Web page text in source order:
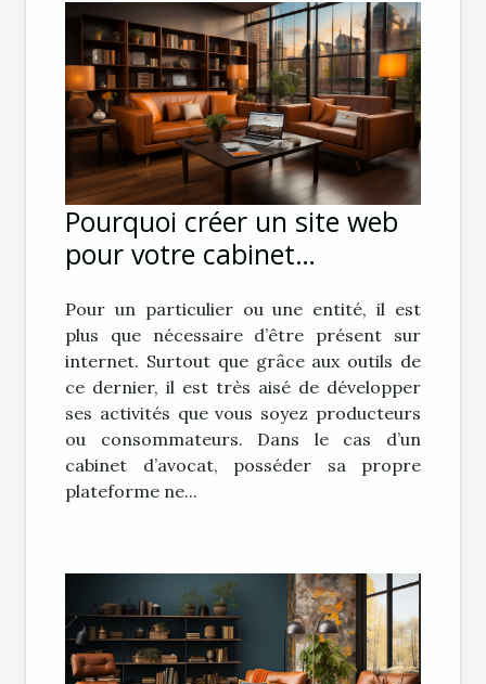
Pourquoi créer un site web
pour votre cabinet
Pour un particulier ou une entité, il est
plus que nécessaire d’être présent sur
internet. Surtout que grâce aux outils de
ce dernier, il est très aisé de développer
ses activités que vous soyez producteurs
ou consommateurs. Dans le cas d’un
cabinet d’avocat, posséder sa propre
plateforme ne...